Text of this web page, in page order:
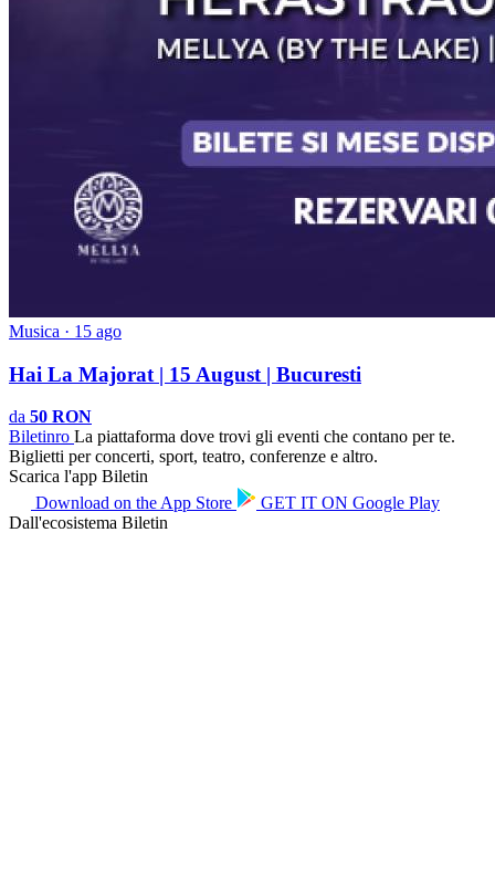
Musica · 15 ago
Hai La Majorat | 15 August | Bucuresti
da 50 RON
Biletinro La piattaforma dove trovi gli eventi che contano per te.
Biglietti per concerti, sport, teatro, conferenze e altro.
Scarica l'app Biletin
Download on theApp Store GET IT ON Google Play
Dall'ecosistema Biletin